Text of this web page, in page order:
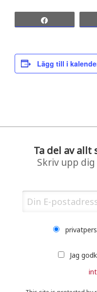
Lägg till i
Ta del av allt
Skriv upp
Jag